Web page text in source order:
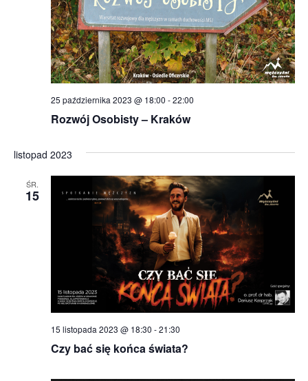
Rozwój Osobisty – Kraków
25 października 2023 @ 18:00 -22:00
listopad 2023
ŚR.
15
Czy bać się końca świata?
15 listopada 2023 @ 18:30 -21:30